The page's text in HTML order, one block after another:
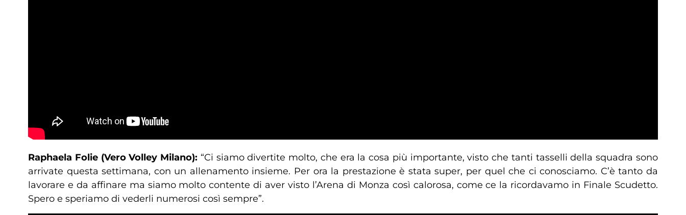
Raphaela Folie (Vero Volley Milano): “Ci siamo divertite molto, che era la cosa più importante, visto che tanti tasselli della squadra sono
arrivate questa settimana, con un allenamento insieme. Per ora la prestazione è stata super, per quel che ci conosciamo. C’è tanto da
lavorare e da affinare ma siamo molto contente di aver visto l’Arena di Monza così calorosa, come ce la ricordavamo in Finale Scudetto.
Spero e speriamo di vederli numerosi così sempre”.